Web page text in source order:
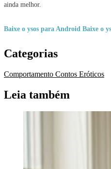
ainda melhor.
Baixe o ysos para Android Baixe o
Categorias
Comportamento Contos Eróticos
Leia também